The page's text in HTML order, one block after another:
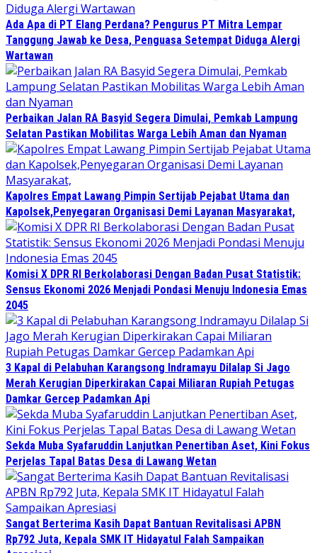
Ada Apa di PT Elang Perdana? Pengurus PT Mitra Lempar
Tanggung Jawab ke Desa, Penguasa Setempat Diduga Alergi
Wartawan
Perbaikan Jalan RA Basyid Segera Dimulai, Pemkab Lampung
Selatan Pastikan Mobilitas Warga Lebih Aman dan Nyaman
Kapolres Empat Lawang Pimpin Sertijab Pejabat Utama dan
Kapolsek,Penyegaran Organisasi Demi Layanan Masyarakat,
Komisi X DPR RI Berkolaborasi Dengan Badan Pusat Statistik:
Sensus Ekonomi 2026 Menjadi Pondasi Menuju Indonesia Emas
2045
3 Kapal di Pelabuhan Karangsong Indramayu Dilalap Si Jago
Merah Kerugian Diperkirakan Capai Miliaran Rupiah Petugas
Damkar Gercep Padamkan Api
Sekda Muba Syafaruddin Lanjutkan Penertiban Aset, Kini Fokus
Perjelas Tapal Batas Desa di Lawang Wetan
Sangat Berterima Kasih Dapat Bantuan Revitalisasi APBN
Rp792 Juta, Kepala SMK IT Hidayatul Falah Sampaikan